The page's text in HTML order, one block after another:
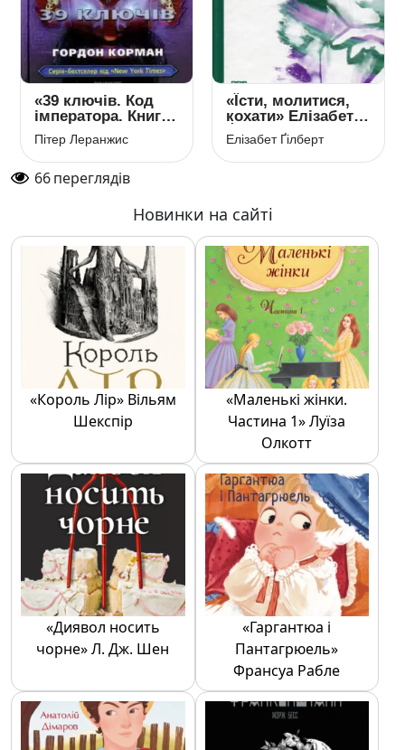
«39 ключів. Код
імператора. Книга
8» Пітер Леранжис
Пітер Леранжис
«Їсти, молитися,
кохати» Елізабет
Ґілберт
Елізабет Ґілберт
66переглядів
Новинки на сайті
«Король Лір» Вільям
Шекспір
«Маленькі жінки.
Частина 1» Луїза
Олкотт
«Диявол носить
чорне» Л. Дж. Шен
«Гаргантюа і
Пантагрюель»
Франсуа Рабле